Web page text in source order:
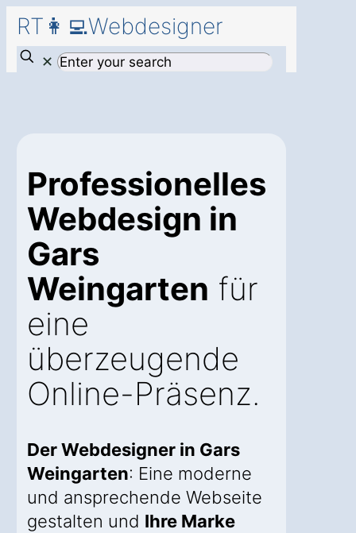
RT👩‍💻Webdesigner
✕
Professionelles
Webdesign in
Gars
Weingarten für
eine
überzeugende
Online-Präsenz.
Der Webdesigner in Gars
Weingarten: Eine moderne
und ansprechende Webseite
gestalten und Ihre Marke